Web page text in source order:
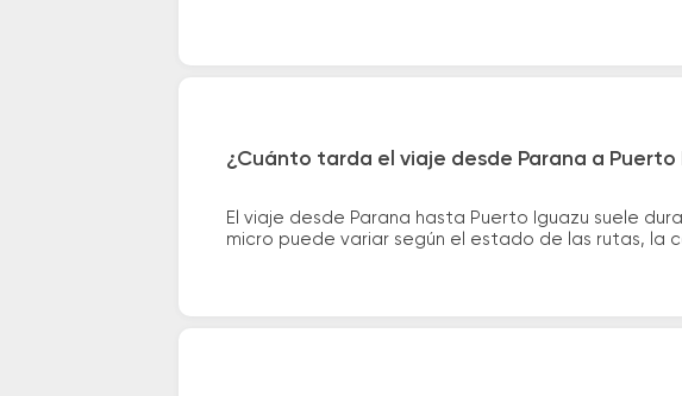
¿Cuánto tarda el viaje desde Parana a Puerto
El viaje desde Parana hasta Puerto Iguazu suele
micro puede variar según el estado de las rutas, la